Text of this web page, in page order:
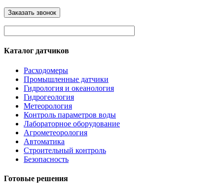
Каталог датчиков
Расходомеры
Промышленные датчики
Гидрология и океанология
Гидрогеология
Метеорология
Контроль параметров воды
Лабораторное оборудование
Агрометеорология
Автоматика
Строительный контроль
Безопасность
Готовые решения